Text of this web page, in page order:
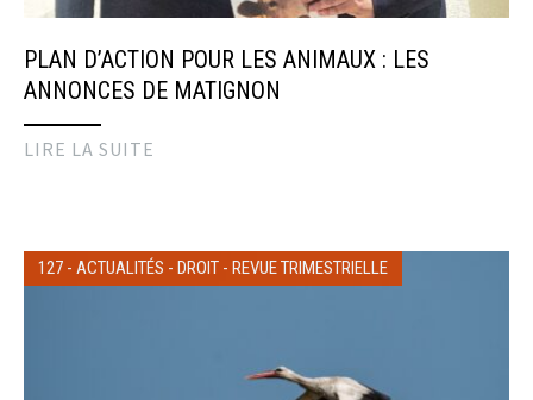
PLAN D’ACTION POUR LES ANIMAUX : LES
ANNONCES DE MATIGNON
LIRE LA SUITE
127 - ACTUALITÉS - DROIT - REVUE TRIMESTRIELLE